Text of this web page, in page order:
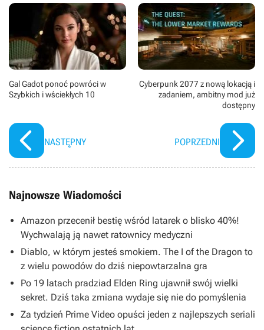
Los Angeles.
Gal Gadot ponoć powróci w
Szybkich i wściekłych 10
NASTĘPNY
Cyberpunk 2077 z nową lokacją i
zadaniem, ambitny mod już
dostępny
POPRZEDNI
Najnowsze Wiadomości
Amazon przecenił bestię wśród latarek o blisko 40%!
Wychwalają ją nawet ratownicy medyczni
Diablo, w którym jesteś smokiem. The I of the Dragon to
z wielu powodów do dziś niepowtarzalna gra
Po 19 latach pradziad Elden Ring ujawnił swój wielki
sekret. Dziś taka zmiana wydaje się nie do pomyślenia
Za tydzień Prime Video opuści jeden z najlepszych seriali